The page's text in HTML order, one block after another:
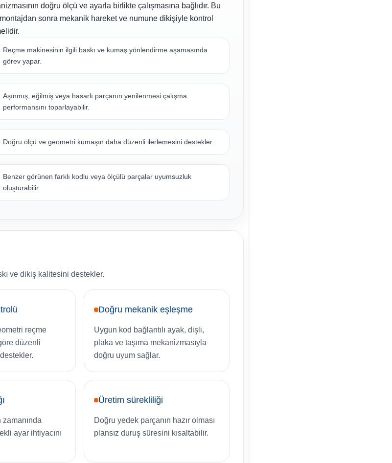
doğru ölçü ve ayarla birlikte çalışmasına bağlıdır. Bu
sonra mekanik hareket ve numune dikişiyle kontrol
Reçme makinesinin ilgili baskı ve kumaş yönlendirme aşamasında
görev yapar.
Aşınmış, eğilmiş veya hasarlı parçanın yenilenmesi çalışma
performansını toparlayabilir.
Doğru ölçü ve geometri kumaşın daha düzenli ilerlemesini destekler.
Benzer görünen farklı kodlu veya ölçülü parçalar uyumsuzluk
oluşturabilir.
ve dikiş kalitesini destekler.
reçme
düzenli
Doğru mekanik eşleşme
Uygun kod bağlantılı ayak, dişli,
plaka ve taşıma mekanizmasıyla
doğru uyum sağlar.
zamanında
ayar ihtiyacını
Üretim sürekliliği
Doğru yedek parçanın hazır olması
plansız duruş süresini kısaltabilir.